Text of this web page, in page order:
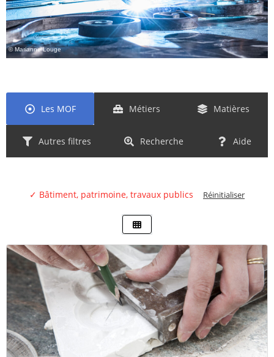
© Marianne Louge
Les MOF Métiers Matières
Autres filtres Recherche Aide
✓ Bâtiment, patrimoine, travaux publics Réinitialiser